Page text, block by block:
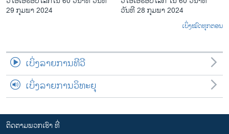
29 ກຸມພາ 2024
ວັນທີ 28 ກຸມພາ 2024
ເບິ່ງໝົດທຸກຕອນ
ເບິ່ງລາຍການທີວີ
ເບິ່ງລາຍການວິທະຍຸ
ຕິດຕາມພວກເຮົາ ທີ່